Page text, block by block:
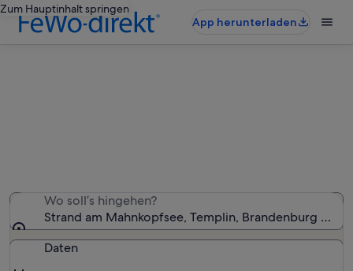
Zum Hauptinhalt springen
App herunterladen
Wo soll’s hingehen?
Strand am Mahnkopfsee, Templin, Brandenburg
Daten